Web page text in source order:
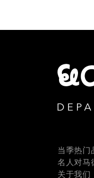
当季热门
名人对马
关于我们